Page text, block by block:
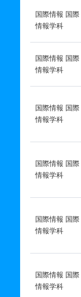
国際情報 国際
情報学科
国際情報 国際
情報学科
国際情報 国際
情報学科
国際情報 国際
情報学科
国際情報 国際
情報学科
国際情報 国際
情報学科